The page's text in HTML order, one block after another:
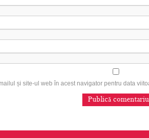
și site-ul web în acest navigator pentru data